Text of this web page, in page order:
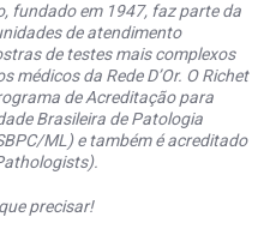
fundado em 1947, faz parte da
de atendimento
de testes mais complexos
médicos da Rede D’Or. O Richet
de Acreditação para
Brasileira de Patologia
ML) e também é acreditado
precisar!